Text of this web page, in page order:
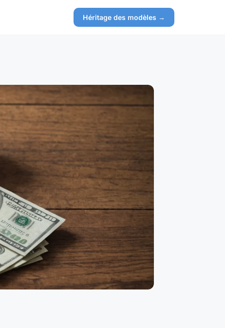
Héritage des modèles →